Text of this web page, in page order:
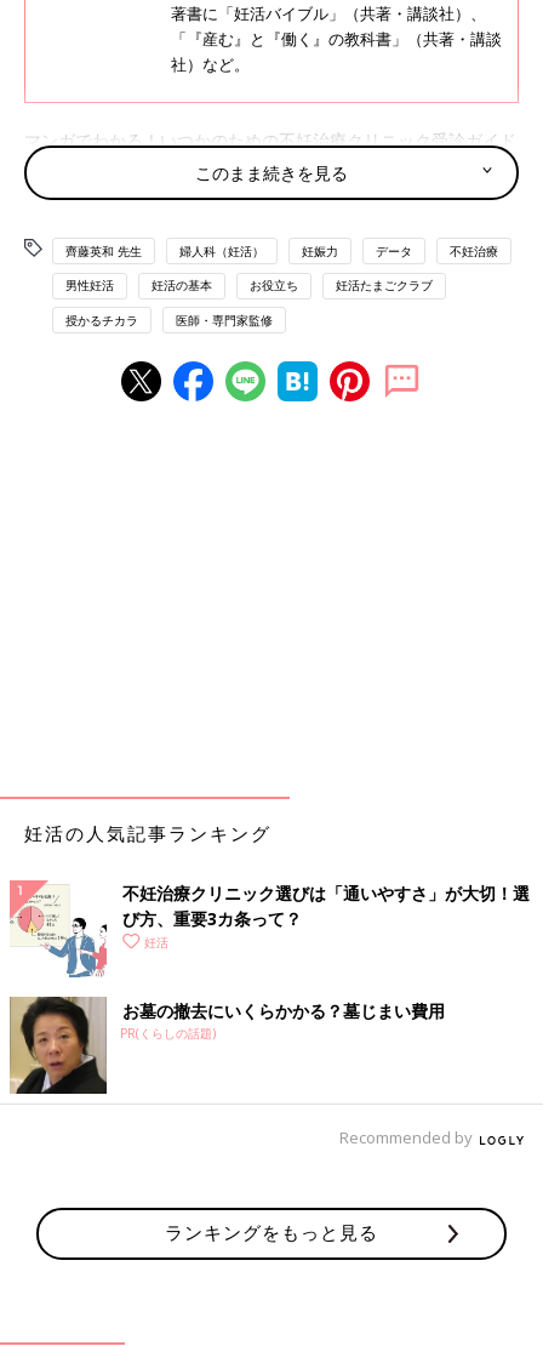
著書に「妊活バイブル」（共著・講談社）、
「『産む』と『働く』の教科書」（共著・講談
社）など。
マンガでわかる！いつかのための不妊治療クリニック受診ガイド
Vol.5
※参考：「妊活たまごクラブ 2026-2027」
す。
【マンガで解説】治療の流れを知ろう！
不妊治療クリニック受診ガイドSTEP2［
ろそろクリニックに行ったほうがいい？ クリニ
ックでの不妊治療の最初のステップは「検査」
共に32才。
カフェ巡りが好きで、毎日楽しく、仲よく過ごしているけれど、
友人たちからの妊娠報告にちょっとあせり始めました。赤ちゃん
がなかなか授からないのです。
不妊治療マンガ「排卵のタイミングがわかる検査と
排卵誘発」
このまま続きを見る
齊藤英和 先生 婦人科（妊活） 妊娠力 データ 不妊治療
男性妊活 妊活の基本 お役立ち 妊活たまごクラブ
授かるチカラ 医師・専門家監修
妊活の人気記事ランキング
不妊治療クリニック選びは「通いやすさ」が大切！選
び方、重要3カ条って？
妊活
お墓の撤去にいくらかかる？墓じまい費用
PR(くらしの話題)
Recommended by
ランキングをもっと見る